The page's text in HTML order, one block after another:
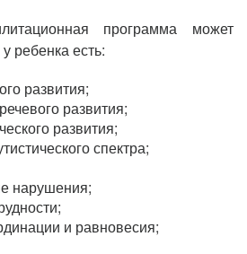
программа может
ребенка есть:
развития;
развития;
развития;
спектра;
нарушения;
и равновесия;